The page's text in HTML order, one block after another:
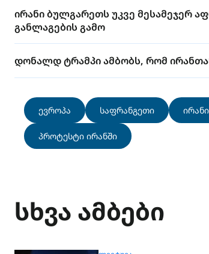
ირანი ბულგარეთს უკვე მესამეჯერ
განლაგების გამო
დონალდ ტრამპი ამბობს, რომ
ევროპა საფრანგეთი ირანი
პროტესტი ირანში
სხვა ამბები